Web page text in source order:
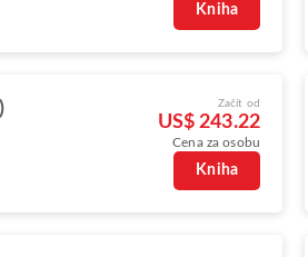
Kniha
Začít od
US$ 243.22
Cena za osobu
Kniha